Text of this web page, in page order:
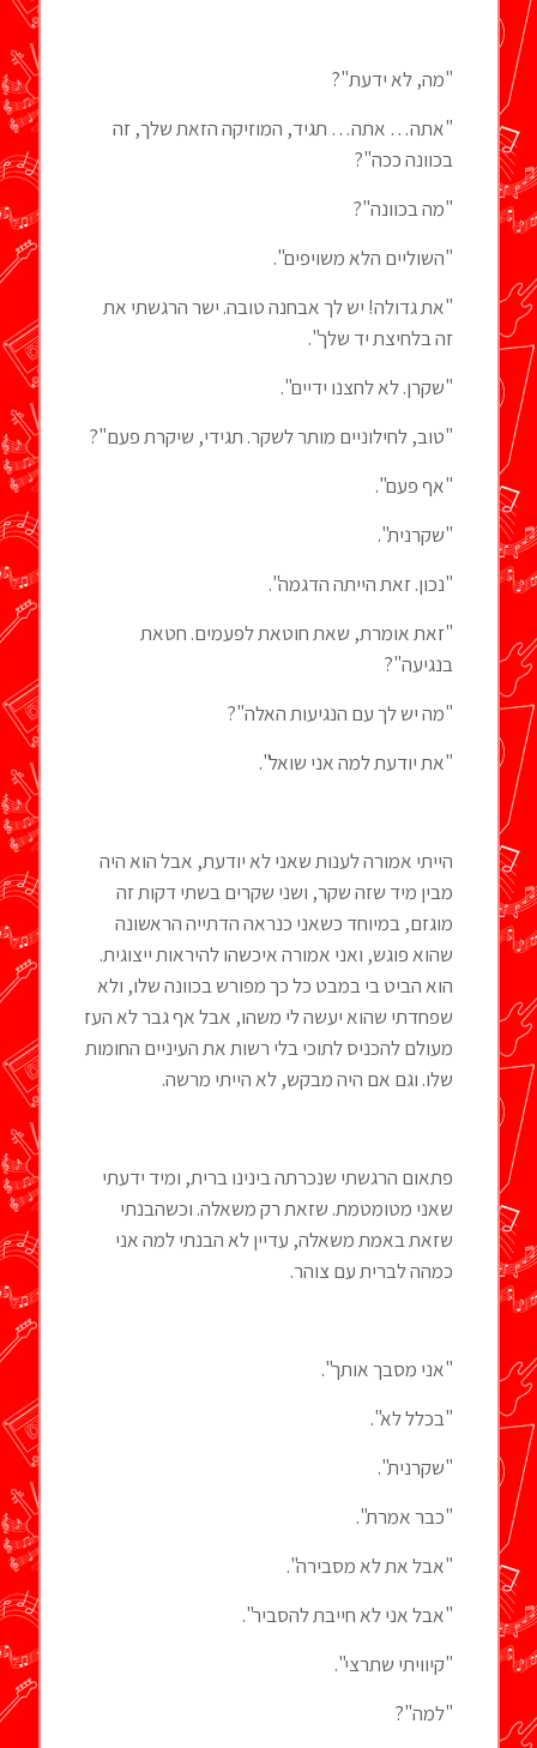
"מה, לא ידעת"?
"אתה… אתה… תגיד, המוזיקה הזאת שלך, זה
בכוונה ככה"?
"מה בכוונה"?
"השוליים הלא משויפים".
"את גדולה! יש לך אבחנה טובה. ישר הרגשתי את
זה בלחיצת יד שלך".
"שקרן. לא לחצנו ידיים".
"טוב, לחילוניים מותר לשקר. תגידי, שיקרת פעם"?
"אף פעם".
"שקרנית".
"נכון. זאת הייתה הדגמה".
"זאת אומרת, שאת חוטאת לפעמים. חטאת
בנגיעה"?
"מה יש לך עם הנגיעות האלה"?
"את יודעת למה אני שואל".
הייתי אמורה לענות שאני לא יודעת, אבל הוא היה
מבין מיד שזה שקר, ושני שקרים בשתי דקות זה
מוגזם, במיוחד כשאני כנראה הדתייה הראשונה
שהוא פוגש, ואני אמורה איכשהו להיראות ייצוגית.
הוא הביט בי במבט כל כך מפורש בכוונה שלו, ולא
שפחדתי שהוא יעשה לי משהו, אבל אף גבר לא העז
מעולם להכניס לתוכי בלי רשות את העיניים החומות
שלו. וגם אם היה מבקש, לא הייתי מרשה.
פתאום הרגשתי שנכרתה בינינו ברית, ומיד ידעתי
שאני מטומטמת. שזאת רק משאלה. וכשהבנתי
שזאת באמת משאלה, עדיין לא הבנתי למה אני
כמהה לברית עם צוהר.
"אני מסבך אותך".
"בכלל לא".
"שקרנית".
"כבר אמרת".
"אבל את לא מסבירה".
"אבל אני לא חייבת להסביר".
"קיוויתי שתרצי".
"למה"?